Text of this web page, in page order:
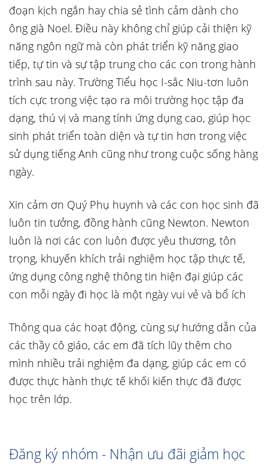
đoạn kịch ngắn hay chia sẻ tình cảm dành cho
ông già Noel. Điều này không chỉ giúp cải thiện kỹ
năng ngôn ngữ mà còn phát triển kỹ năng giao
tiếp, tự tin và sự tập trung cho các con trong hành
trình sau này. Trường Tiểu học I-sắc Niu-tơn luôn
tích cực trong việc tạo ra môi trường học tập đa
dạng, thú vị và mang tính ứng dụng cao, giúp học
sinh phát triển toàn diện và tự tin hơn trong việc
sử dụng tiếng Anh cũng như trong cuộc sống hàng
ngày.
Xin cảm ơn Quý Phụ huynh và các con học sinh đã
luôn tin tưởng, đồng hành cũng Newton. Newton
luôn là nơi các con luôn được yêu thương, tôn
trọng, khuyến khích trải nghiệm học tập thực tế,
ứng dụng công nghệ thông tin hiện đại giúp các
con mỗi ngày đi học là một ngày vui vẻ và bổ ích
Thông qua các hoạt động, cùng sự hướng dẫn của
các thầy cô giáo, các em đã tích lũy thêm cho
mình nhiều trải nghiệm đa dạng, giúp các em có
được thực hành thực tế khối kiến thực đã được
học trên lớp.
Đăng ký nhóm - Nhận ưu đãi giảm học